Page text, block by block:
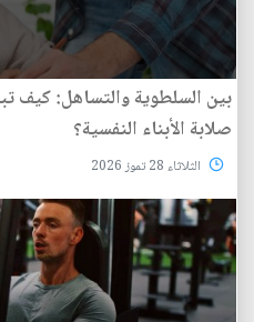
بين السلطوية والتساهل: كيف
صلابة الأبناء النفسية؟
الثلاثاء 28 تموز 2026